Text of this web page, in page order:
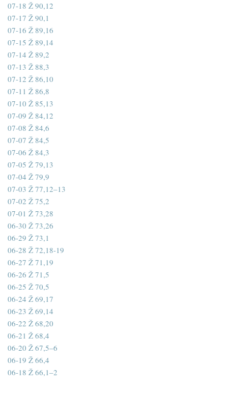
07-18 Ž 90,12
07-17 Ž 90,1
07-16 Ž 89,16
07-15 Ž 89,14
07-14 Ž 89,2
07-13 Ž 88,3
07-12 Ž 86,10
07-11 Ž 86,8
07-10 Ž 85,13
07-09 Ž 84,12
07-08 Ž 84,6
07-07 Ž 84,5
07-06 Ž 84,3
07-05 Ž 79,13
07-04 Ž 79,9
07-03 Ž 77,12–13
07-02 Ž 75,2
07-01 Ž 73,28
06-30 Ž 73,26
06-29 Ž 73,1
06-28 Ž 72,18-19
06-27 Ž 71,19
06-26 Ž 71,5
06-25 Ž 70,5
06-24 Ž 69,17
06-23 Ž 69,14
06-22 Ž 68,20
06-21 Ž 68,4
06-20 Ž 67,5–6
06-19 Ž 66,4
06-18 Ž 66,1–2